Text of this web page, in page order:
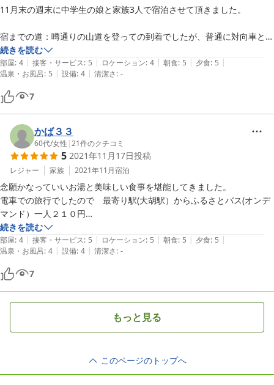
でも本当に体の芯から温まるいいお湯で、ずっと体がポカポカしていま
お料理の量については口コミなどで知っていましたが、本当にボリュー
ミーです。食べ応えあります。
基本、出されたものは残さない主義なのですが、初めてダメかと思いま
した。
でも美味しくて、ほぼほぼ完食。
女将さんのほっこりした温かみのある感じに癒される宿でした。
新緑の頃や、初秋あたり、ぬる湯が堪能できて混まない時期を狙ってま
た行きたいです。
年齢的にもたくさんは食べられないので小食プランとかあったらいい
な〜。
11月末の週末に中学生の娘と家族3人で宿泊させて頂きました。
宿までの道：噂通りの山道を登っての到着でしたが、普通に対向車とも
すれ違えるので、余程運転に自信が無い方でない限り大丈夫だと思いま
す。駐車場付近でボーリング工事を行っており駐車スペースは少し解り
難いかもしれませんが、私は工事の方に教えて頂きました。駐車場から
宿までは階段があります。
食事：こちらも口コミ通りかそれ以上のボリュームでした（特に夕
食）。分かってはいたのに昼食にトンカツを食べてしまい、最後はかな
り苦しかったです（笑）しかしながらバラエティーに富んでいてとても
美味しく頂きました。夕食は個室、朝食は個室内で仕切りを挟んでもう
一組の方々と一緒でした。
部屋：全５室で満室でした。歴史を感じながらも清潔感があり川の音も
心地良く快適に過ごせました。
風呂：伺った時は露天風呂と内風呂が男女入れ替え制でした（15時〜
18時、18時〜20時位だったと思います）。その後は混浴。22時くらい
まではフロントに電話して空いていれば貸切にしてもらえます。また混
浴といっても全５室なのでほとんど被りません。夜中はいつでも入れま
す。朝は内風呂が女性専用になっていました。露天風呂は熱湯とぬる湯
２種類あって交互に入ると永遠に入っていられそうな位気持ち良かった
です。川（プチ滝）の音も風情がありました。内湯は決して大きくはあ
りませんが、熱めの風呂で芯から温まります。
総評：女将さんをはじめ宿の方も感じが良くとても気持ちよく過ごせま
続きを読む
部屋: 4 | 接客・サービス: 5 | ロケーション: 4 | 朝食: 5 | 夕食: 5 |
温泉・お風呂: 5 | 設備: 4 | 清潔さ: -
7
かば３３
60代/女性 |21件のクチコミ
5 2021年11月17日投稿
レジャー 家族 2021年11月宿泊
念願かなっていいお湯と美味しい食事を堪能してきました。
電車での旅行でしたので　最寄り駅(大胡駅）からふるさとバス(オンデ
マンド）一人２１０円
１５分程乗車で赤城神社【三夜沢）、事前連絡で　迎えに来て頂き　１
５分で宿に到着。
静か、川？沢の水音が心地よい　とても良い所です。早速温泉　にごり
湯のしっとりいい湯です。
５室の旅館ですが、コロナの為か　３室のみの受付だそうで　密になり
ません！食事も夕朝とも個室でしたし温泉も貸し切り状態、夜には電話
で確認後貸し切りにして頂けました。
ご飯が美味しいのも口コミ通りで大満足。希望があるとしたら椅子かソ
ファーがあったらベスト。
続きを読む
部屋: 4 | 接客・サービス: 5 | ロケーション: 5 | 朝食: 5 | 夕食: 5 |
温泉・お風呂: 4 | 設備: 4 | 清潔さ: -
7
もっと見る
このページのトップへ